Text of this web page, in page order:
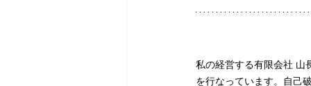
私の経営する有限会社 山
を行なっています。自己